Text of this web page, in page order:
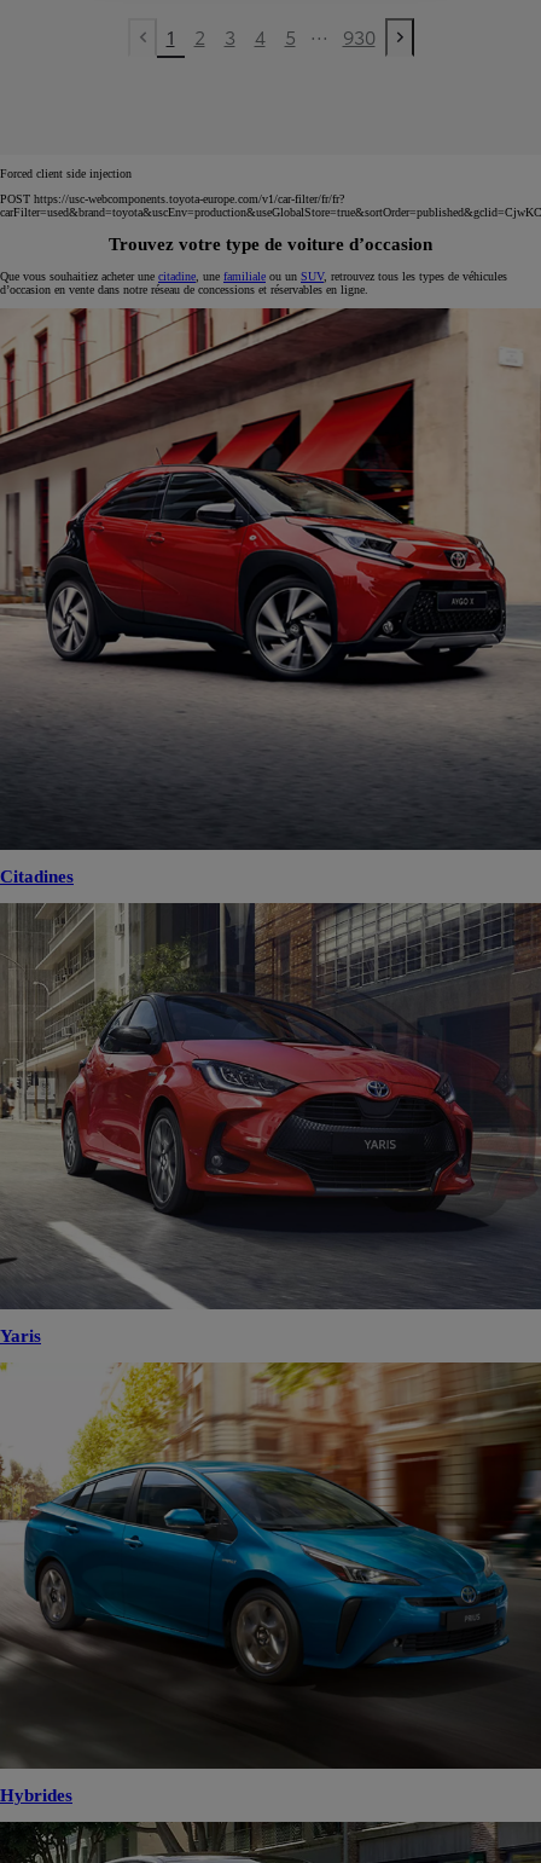
Previous page
1 2 3 4 5 ... 930
Next page
Forced client side injection
POST https://usc-webcomponents.toyota-europe.com/v1/car-filter/fr/fr?
Trouvez votre type de voiture d’occasion
Que vous souhaitiez acheter une citadine , une familiale ou un SUV, retrouvez tous les types de véhicules
d’occasion en vente dans notre réseau de concessions et réservables en ligne.
Citadines
Yaris
Hybrides